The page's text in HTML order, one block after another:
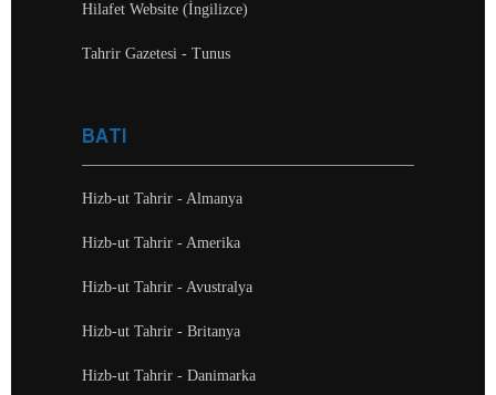
Hilafet Website (İngilizce)
Tahrir Gazetesi - Tunus
BATI
Hizb-ut Tahrir - Almanya
Hizb-ut Tahrir - Amerika
Hizb-ut Tahrir - Avustralya
Hizb-ut Tahrir - Britanya
Hizb-ut Tahrir - Danimarka